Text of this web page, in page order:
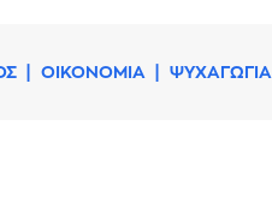
ΟΙΚΟΝΟΜΙΑ ΨΥΧΑΓΩΓΙΑ